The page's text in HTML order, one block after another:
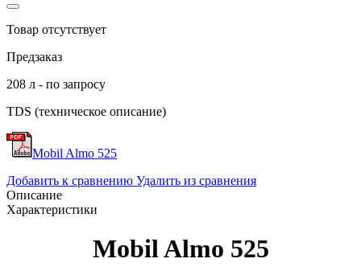
Товар отсутствует
Предзаказ
208 л - по запросу
TDS (техническое описание)
Mobil Almo 525
Добавить к сравнению Удалить из сравнения
Описание
Характеристики
Mobil Almo 525